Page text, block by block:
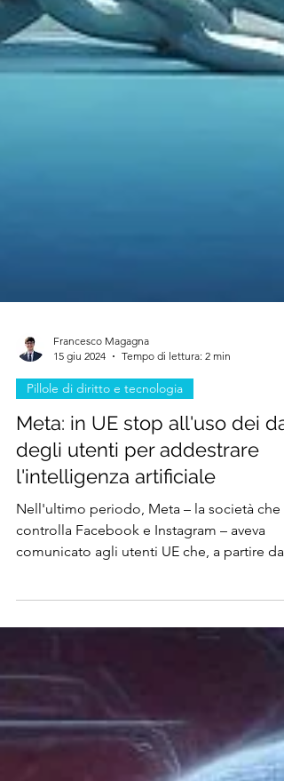
Francesco Magagna
15 giu 2024
Tempo di lettura: 2 min
Pillole di diritto e tecnologia
Meta: in UE stop all'uso dei
degli utenti per addestrare
l'intelligenza artificiale
Nell'ultimo periodo, Meta – la società che